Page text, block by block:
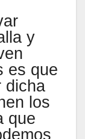
y
es que
dicha
los
que